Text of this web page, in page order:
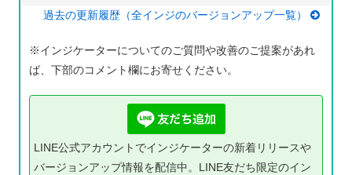
過去の更新履歴（全インジのバージョンアップ一覧）
※インジケーターについてのご質問や改善のご提案があれ
ば、下部のコメント欄にお寄せください。
LINE公式アカウントでインジケーターの新着リリースや
バージョンアップ情報を配信中。LINE友だち限定のイン